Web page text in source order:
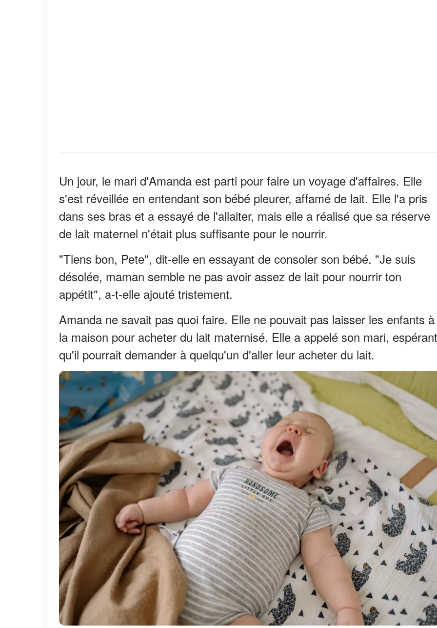
Un jour, le mari d'Amanda est parti pour faire un voyage d'affaires. Elle
s'est réveillée en entendant son bébé pleurer, affamé de lait. Elle l'a pris
dans ses bras et a essayé de l'allaiter, mais elle a réalisé que sa réserve
de lait maternel n'était plus suffisante pour le nourrir.
"Tiens bon, Pete", dit-elle en essayant de consoler son bébé. "Je suis
désolée, maman semble ne pas avoir assez de lait pour nourrir ton
appétit", a-t-elle ajouté tristement.
Amanda ne savait pas quoi faire. Elle ne pouvait pas laisser les enfants à
la maison pour acheter du lait maternisé. Elle a appelé son mari, espérant
qu'il pourrait demander à quelqu'un d'aller leur acheter du lait.